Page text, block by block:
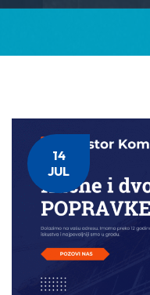
14
JUL